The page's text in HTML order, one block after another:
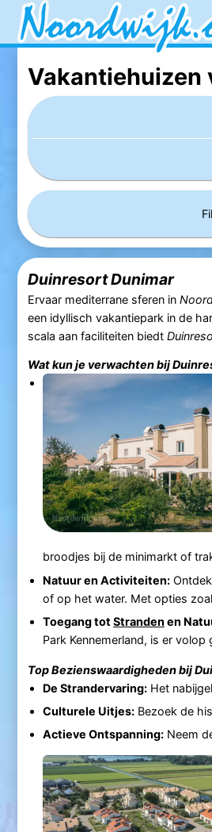
Vakantiehuizen
Duinresort Dunimar
Ervaar mediterrane sferen in
een idyllisch vakantiepark in de
scala aan faciliteiten biedt
Wat kun je verwachten bij
broodjes bij de minimarkt of
Natuur en Activiteiten:
of op het water. Met opties
Toegang tot Stranden en
Park Kennemerland, is er
Top Bezienswaardigheden bij
De Strandervaring:Het
Culturele Uitjes:Bezoek de
Actieve Ontspanning:Neem